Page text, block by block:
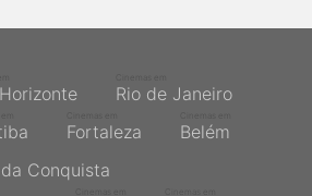
Rio de Janeiro
Fortaleza Belém
Conquista